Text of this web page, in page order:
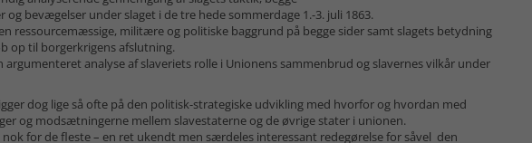
bevægelser under slaget i de tre hede sommerdage 1.-3. juli 1863.
ressourcemæssige, militære og politiske baggrund på begge sider samt slagets betydning
op til borgerkrigens afslutning.
argumenteret analyse af slaveriets rolle i Unionens sammenbrud og slavernes vilkår under
dog lige så ofte på den politisk-strategiske udvikling med hvorfor og hvordan med
og modsætningerne mellem slavestaterne og de øvrige stater i unionen.
for de fleste – en ret ukendt men særdeles interessant redegørelse for såvel den